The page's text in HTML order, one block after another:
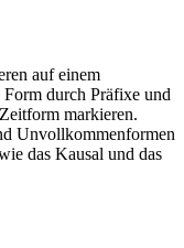
auf einem
durch Präfixe und
markieren.
Unvollkommenformen
das Kausal und das